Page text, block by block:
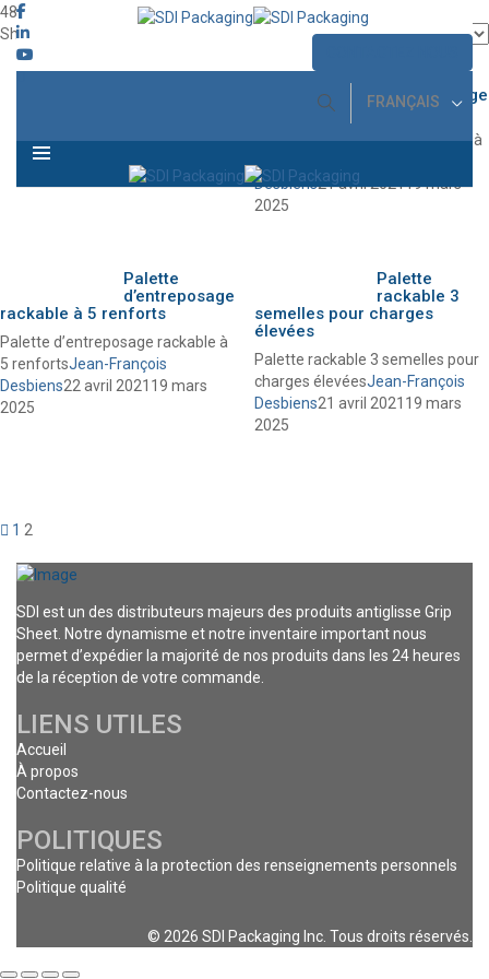
FRANÇAIS
48 x 40 Jean-François Desbiens21 avril 202119 mars 2025
Showing 13–15 of 15 results
d’entreposage
rackable à 3 renforts
Palette d’entreposage rackable à
3 renforts
Desbiens21 avril 202119 mars
2025
Palette
d’entreposage
rackable à 5 renforts
Palette d’entreposage rackable à
5 renfortsJean-François
Desbiens22 avril 2021 19 mars
2025
Palette
rackable 3
semelles pour charges
élevées
Palette rackable 3 semelles pour
charges élevéesJean-François
Desbiens21 avril 2021 19 mars
2025
1 2
SDI est un des distributeurs majeurs des produits antiglisse Grip
Sheet. Notre dynamisme et notre inventaire important nous
permet d’expédier la majorité de nos produits dans les 24 heures
de la réception de votre commande.
LIENS UTILES
Accueil
À propos
Contactez-nous
POLITIQUES
Politique relative à la protection des renseignements personnels
Politique qualité
© 2026 SDI Packaging Inc. Tous droits réservés.